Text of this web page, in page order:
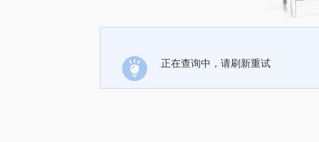
正在查询中，请刷新重试